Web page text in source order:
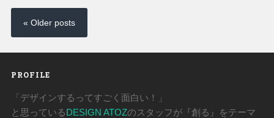
« Older posts
PROFILE
「デザインするってすごく面白い！」
と思っているDESIGN ATOZのスタッフが『創る』をテーマ